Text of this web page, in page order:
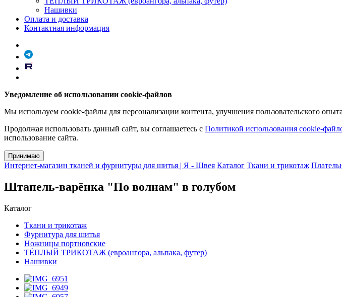
Нашивки
Оплата и доставка
Контактная информация
Уведомление об использовании cookie-файлов
Мы используем cookie-файлы для персонализации контента, улучшения пользовательского
Продолжая использовать данный сайт, вы соглашаетесь с Политикой использования cookie-
использование сайта.
Принимаю
Интернет-магазин тканей и фурнитуры для шитья | Я - Швея Каталог Ткани и трикотаж
Штапель-варёнка "По волнам" в голубом
Каталог
Ткани и трикотаж
Фурнитура для шитья
Ножницы портновские
ТЁПЛЫЙ ТРИКОТАЖ (евроангора, альпака, футер)
Нашивки